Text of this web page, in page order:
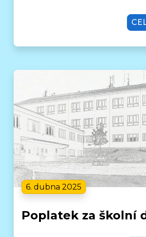
6. dubna 2025
Poplatek za školní